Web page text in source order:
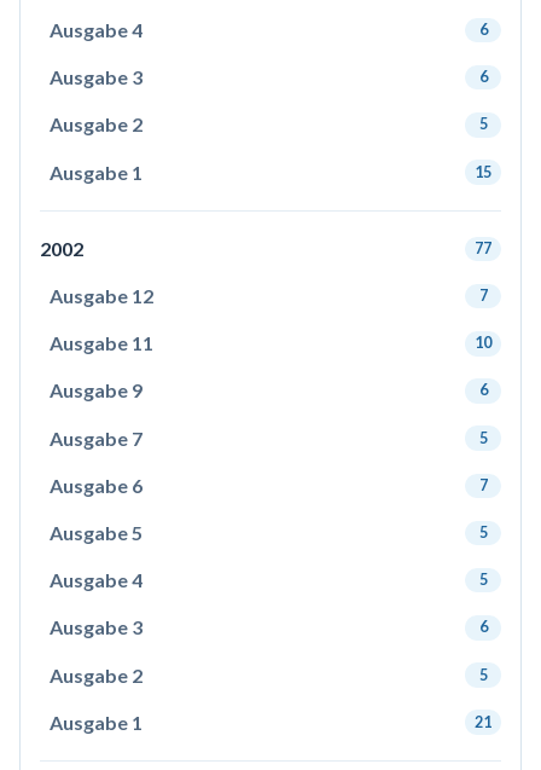
Ausgabe 4 6
Ausgabe 3 6
Ausgabe 2 5
Ausgabe 1 15
2002 77
Ausgabe 12 7
Ausgabe 11 10
Ausgabe 9 6
Ausgabe 7 5
Ausgabe 6 7
Ausgabe 5 5
Ausgabe 4 5
Ausgabe 3 6
Ausgabe 2 5
Ausgabe 1 21